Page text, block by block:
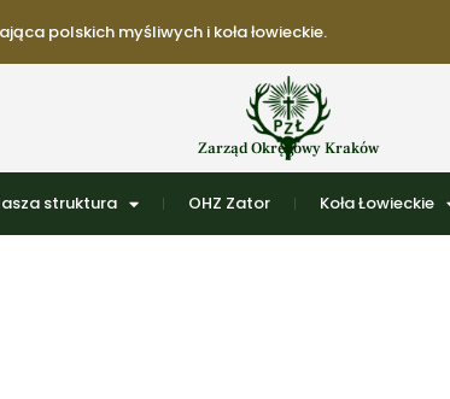
polskich myśliwych i koła łowieckie.
Zarząd Okręgowy Kraków
struktura OHZ Zator Koła Łowieckie